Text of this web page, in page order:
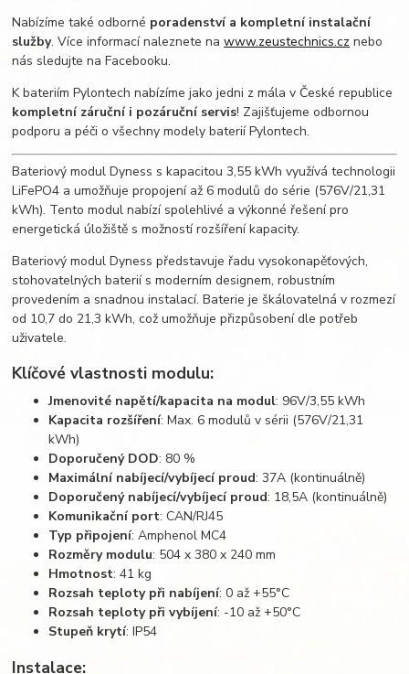
Nabízíme také odborné poradenství a kompletní instalační
služby. Více informací naleznete nawww.zeustechnics.cz nebo
nás sledujte na Facebooku.
K bateriím Pylontech nabízíme jako jedni z mála v České republice
kompletní záruční i pozáruční servis! Zajišťujeme odbornou
podporu a péči o všechny modely baterií Pylontech.
Bateriový modul Dyness s kapacitou 3,55 kWh využívá technologii
LiFePO4 a umožňuje propojení až 6 modulů do série (576V/21,31
kWh). Tento modul nabízí spolehlivé a výkonné řešení pro
energetická úložiště s možností rozšíření kapacity.
Bateriový modul Dyness představuje řadu vysokonapěťových,
stohovatelných baterií s moderním designem, robustním
provedením a snadnou instalací. Baterie je škálovatelná v rozmezí
od 10,7 do 21,3 kWh, což umožňuje přizpůsobení dle potřeb
uživatele.
Klíčové vlastnosti modulu:
Jmenovité napětí/kapacita na modul: 96V/3,55 kWh
Kapacita rozšíření: Max. 6 modulů v sérii (576V/21,31
kWh)
Doporučený DOD: 80 %
Maximální nabíjecí/vybíjecí proud: 37A (kontinuálně)
Doporučený nabíjecí/vybíjecí proud: 18,5A (kontinuálně)
Komunikační port: CAN/RJ45
Typ připojení: Amphenol MC4
Rozměry modulu: 504 x 380 x 240 mm
Hmotnost: 41 kg
Rozsah teploty při nabíjení: 0 až +55°C
Rozsah teploty při vybíjení: -10 až +50°C
Stupeň krytí: IP54
Instalace: